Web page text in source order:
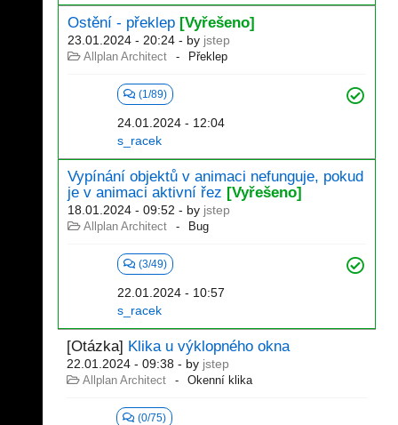
Ostění - překlep [Vyřešeno]
23.01.2024 - 20:24 - by jstep
Allplan Architect Překlep
(1/89)
24.01.2024 - 12:04
s_racek
Vypínání objektů v animaci nefunguje, pokud
je v animaci aktivní řez [Vyřešeno]
18.01.2024 - 09:52 - by jstep
Allplan Architect Bug
(3/49)
22.01.2024 - 10:57
s_racek
[Otázka] Klika u výklopného okna
22.01.2024 - 09:38 - by jstep
Allplan Architect Okenní klika
(0/75)